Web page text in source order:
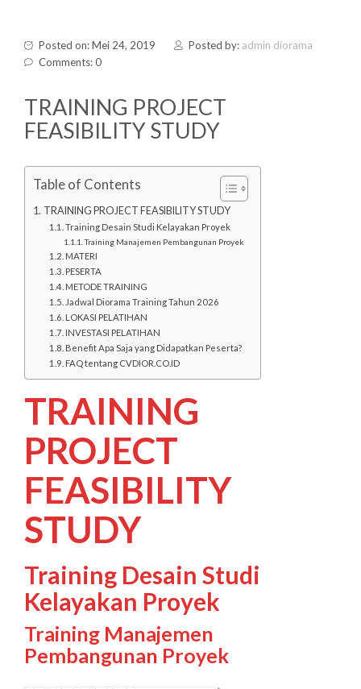
Posted on: Mei 24, 2019 Posted by: admin diorama
Comments: 0
TRAINING PROJECT
FEASIBILITY STUDY
Table of Contents
TRAINING PROJECT FEASIBILITY STUDY
Training Desain Studi Kelayakan Proyek
Training Manajemen Pembangunan Proyek
MATERI
PESERTA
METODE TRAINING
Jadwal Diorama Training Tahun 2026
LOKASI PELATIHAN
INVESTASI PELATIHAN
Benefit Apa Saja yang Didapatkan Peserta?
FAQ tentang CVDIOR.CO.ID
TRAINING
PROJECT
FEASIBILITY
STUDY
Training Desain Studi
Kelayakan Proyek
Training Manajemen
Pembangunan Proyek